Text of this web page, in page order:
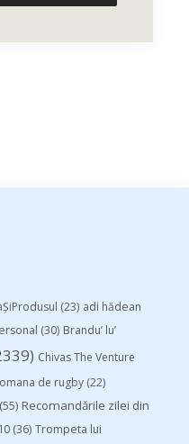
(23) adi hădean
(30) Brandu’ lu’
Chivas The Venture
de rugby (22)
(55) Recomandările zilei din
(36) Trompeta lui